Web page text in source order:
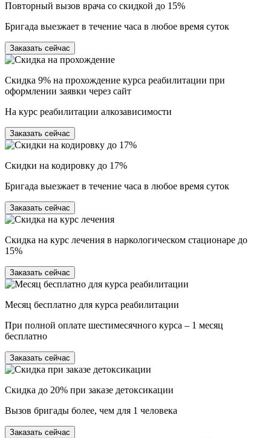
Повторный вызов врача со скидкой до 15%
Бригада выезжает в течение часа в любое время суток
Заказать сейчас
Скидка 9% на прохождение курса реабилитации при
оформлении заявки через сайт
На курс реабилитации алкозависимости
Заказать сейчас
Скидки на кодировку до 17%
Бригада выезжает в течение часа в любое время суток
Заказать сейчас
Скидка на курс лечения в наркологическом стационаре до
15%
Заказать сейчас
Месяц бесплатно для курса реабилитации
При полной оплате шестимесячного курса – 1 месяц
бесплатно
Заказать сейчас
Скидка до 20% при заказе детоксикации
Вызов бригады более, чем для 1 человека
Заказать сейчас